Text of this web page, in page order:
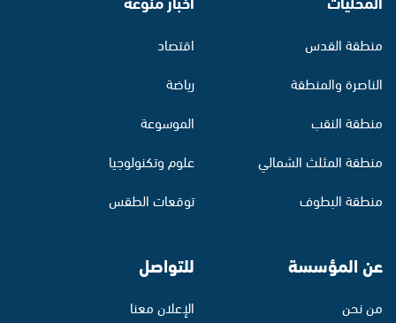
منطقة القدس
الناصرة والمنطقة
منطقة النقب
منطقة المثلث الشمالي
منطقة البطوف
اقتصاد
رياضة
الموسوعة
علوم وتكنولوجيا
توقعات الطقس
عن المؤسسة
من نحن
للتواصل
الإعلان معنا